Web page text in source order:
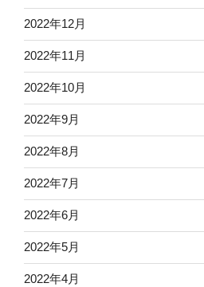
2022年12月
2022年11月
2022年10月
2022年9月
2022年8月
2022年7月
2022年6月
2022年5月
2022年4月